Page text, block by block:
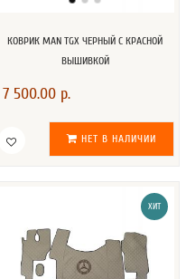
КОВРИК MAN TGX ЧЕРНЫЙ С КРАСНОЙ
ВЫШИВКОЙ
7 500.00 р.
НЕТ В НАЛИЧИИ
ХИТ